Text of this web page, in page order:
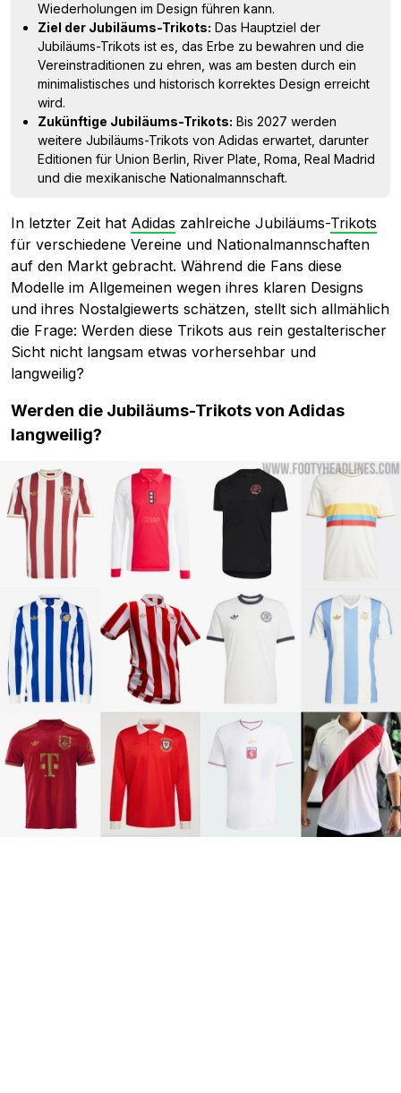
Wiederholungen im Design führen kann.
Ziel der Jubiläums-Trikots: Das Hauptziel der
Jubiläums-Trikots ist es, das Erbe zu bewahren und die
Vereinstraditionen zu ehren, was am besten durch ein
minimalistisches und historisch korrektes Design erreicht
wird.
Zukünftige Jubiläums-Trikots: Bis 2027 werden
weitere Jubiläums-Trikots von Adidas erwartet, darunter
Editionen für Union Berlin, River Plate, Roma, Real Madrid
und die mexikanische Nationalmannschaft.
In letzter Zeit hat Adidas zahlreiche Jubiläums-Trikots
für verschiedene Vereine und Nationalmannschaften
auf den Markt gebracht. Während die Fans diese
Modelle im Allgemeinen wegen ihres klaren Designs
und ihres Nostalgiewerts schätzen, stellt sich allmählich
die Frage: Werden diese Trikots aus rein gestalterischer
Sicht nicht langsam etwas vorhersehbar und
langweilig?
Werden die Jubiläums-Trikots von Adidas
langweilig?